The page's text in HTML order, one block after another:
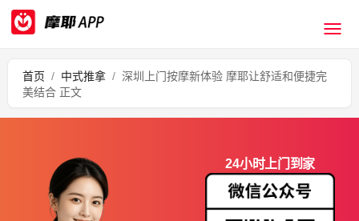
首页 / 中式推拿 / 深圳上门按摩新体验 摩耶让舒适和便捷完
美结合 正文
24小时上门到家